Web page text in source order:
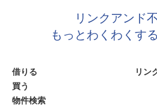
リンクアンド
もっとわくわくす
借りる
買う
物件検索
リン